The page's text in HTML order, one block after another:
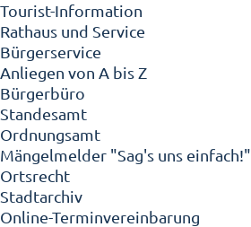
Tourist-Information
Rathaus und Service
Bürgerservice
Anliegen von A bis Z
Bürgerbüro
Standesamt
Ordnungsamt
Mängelmelder "Sag's uns einfach!"
Ortsrecht
Stadtarchiv
Online-Terminvereinbarung